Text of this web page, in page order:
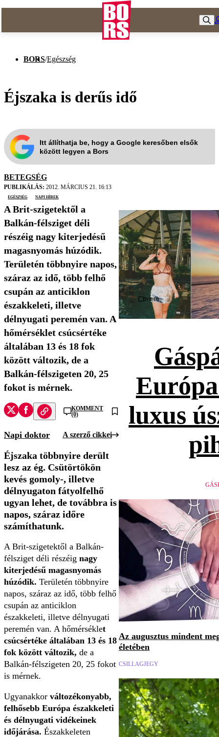
BORS/Egészség
Éjszaka is derűs idő
Itt állíthatja be, hogy a Google keresőben elsők
között legyen a Bors
BETEGSÉG
PUBLIKÁLÁS: 2012. MÁRCIUS 21. 16:13
egészség
Napi Hírek
A Brit-szigetektől a
Balkán-félsziget déli
részéig nagy kiterjedésű
magasnyomás húzódik.
Területén többnyire napos,
száraz az idő, több felhő
csupán az anticiklon
északkeleti, illetve
délnyugati peremén van. A
hőmérséklet csúcsértéke
általában 13 és 18 fok
között változik, de a
Balkán-félszigeten 20, 25
fokot is mérnek.
KOMMENT
(0)
Napi doktor A szerző cikkei
Éjszaka többnyire derült
lesz az ég. Csütörtökön
kevés gomoly-, illetve
délnyugaton fátyolfelhő
ugyan lehet, de továbbra is
napos, száraz időre
számíthatunk.
A Brit-szigetektől a Balkán-
félsziget déli részéig nagy
kiterjedésű magasnyomás
húzódik. Területén többnyire
napos, száraz az idő, több felhő
csupán az anticiklon
északkeleti, illetve délnyugati
peremén van. A hőmérséklet
csúcsértéke általában 13 és 18
fok között változik, de a
Balkán-félszigeten 20, 25 fokot
is mérnek.
Ugyanakkor változékonyabb,
felhősebb Európa északkeleti
és délnyugati vidékeinek
időjárása. Északkeleten
Videó
luxus
Az augusztus mindent
életében
CSILLAGJEGY